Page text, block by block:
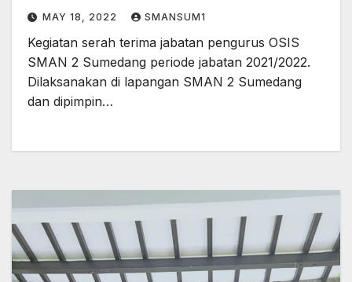
MAY 18, 2022 SMANSUM1
Kegiatan serah terima jabatan pengurus OSIS
SMAN 2 Sumedang periode jabatan 2021/2022.
Dilaksanakan di lapangan SMAN 2 Sumedang
dan dipimpin…